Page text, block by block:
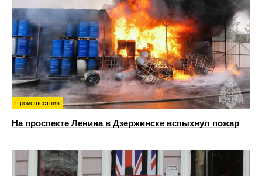
Происшествия
На проспекте Ленина в Дзержинске вспыхнул пожар